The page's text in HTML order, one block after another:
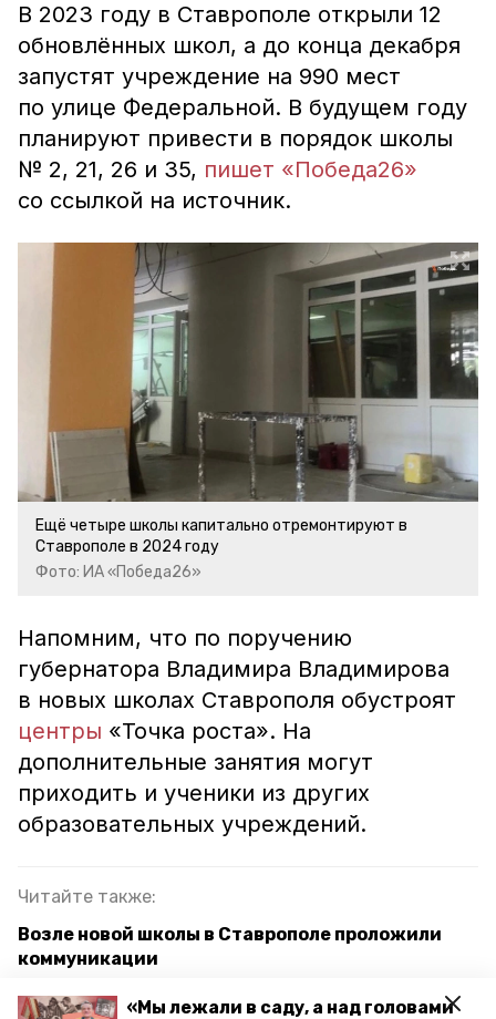
«Мы лежали в саду, а над головами
В 2023 году в Ставрополе открыли 12
обновлённых школ, а до конца декабря
запустят учреждение на 990 мест
по улице Федеральной. В будущем году
планируют привести в порядок школы
№ 2, 21, 26 и 35, пишет «Победа26»
со ссылкой на источник.
Ещё четыре школы капитально отремонтируют в
Ставрополе в 2024 году
Фото: ИА «Победа26»
Напомним, что по поручению
губернатора Владимира Владимирова
в новых школах Ставрополя обустроят
центры «Точка роста». На
дополнительные занятия могут
приходить и ученики из других
образовательных учреждений.
Читайте также:
Возле новой школы в Ставрополе проложили
коммуникации
«Точки роста» появятся после капремонта в